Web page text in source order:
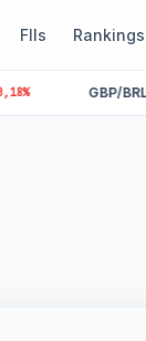
FIIs Rankings
GBP/BRLR$ 6,81